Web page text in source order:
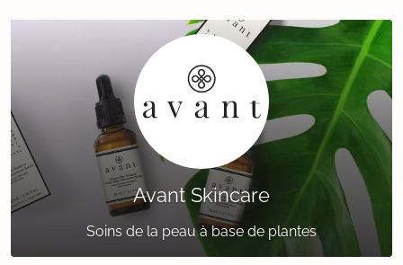
Avant Skincare
Soins de la peau à base de plantes